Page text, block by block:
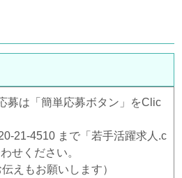
募は「簡単応募ボタン」をClic
21-4510 まで「若手活躍求人.c
せください。
えもお願いします）